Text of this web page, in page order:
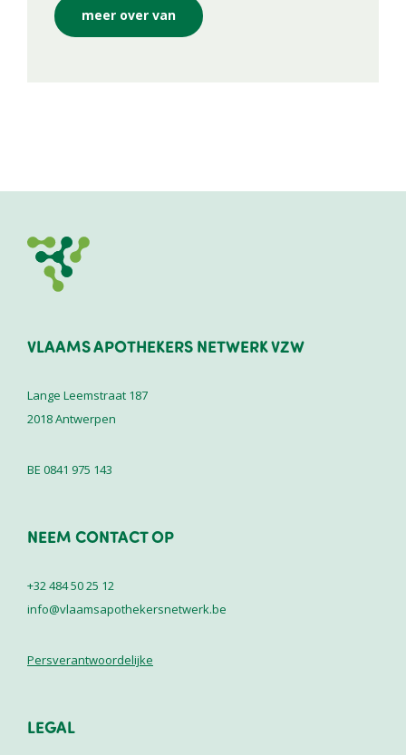
meer over van
VLAAMS APOTHEKERS NETWERK VZW
Lange Leemstraat 187
2018Antwerpen
BE 0841 975 143
NEEM CONTACT OP
+32 484 50 25 12
info@vlaamsapothekersnetwerk.be
Persverantwoordelijke
LEGAL